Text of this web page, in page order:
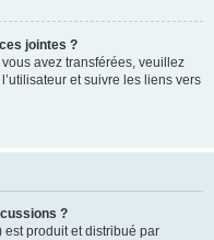
jointes ?
avez transférées, veuillez
et suivre les liens vers
?
produit et distribué par